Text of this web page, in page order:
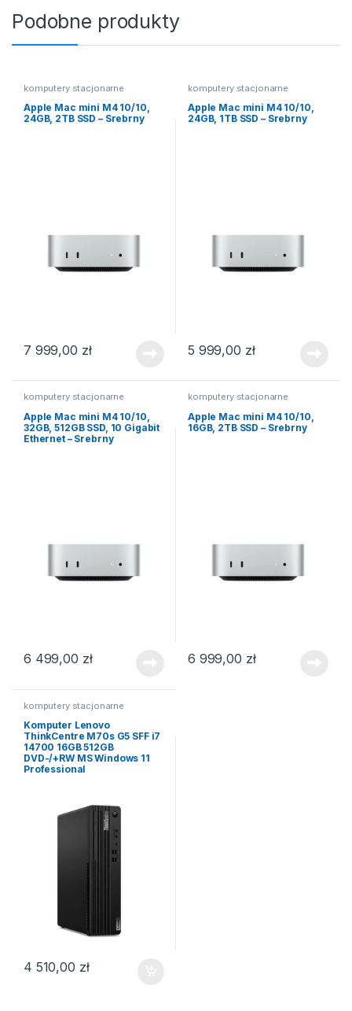
Podobne produkty
komputery stacjonarne
Apple Mac mini M4 10/10,
24GB, 2TB SSD – Srebrny
7 999,00 zł
komputery stacjonarne
Apple Mac mini M4 10/10,
24GB, 1TB SSD – Srebrny
5 999,00 zł
komputery stacjonarne
Apple Mac mini M4 10/10,
32GB, 512GB SSD, 10 Gigabit
Ethernet – Srebrny
6 499,00 zł
komputery stacjonarne
Apple Mac mini M4 10/10,
16GB, 2TB SSD – Srebrny
6 999,00 zł
komputery stacjonarne
Komputer Lenovo
ThinkCentre M70s G5 SFF i7
14700 16GB 512GB
DVD-/+RW MS Windows 11
Professional
4 510,00 zł